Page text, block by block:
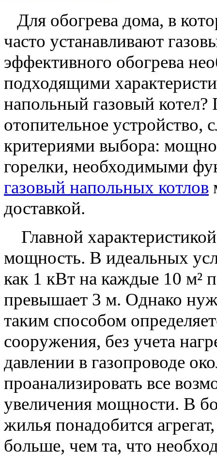
Для обогрева дома, в
часто устанавливают
эффективного обогрева
подходящими
напольный газовый
отопительное устройство,
критериями выбора:
горелки, необходимыми
газовый напольных котлов
доставкой.
Главной характеристикой
мощность. В идеальных
как 1 кВт на каждые 10 м²
превышает 3 м. Однако
таким способом
сооружения, без учета
давлении в газопроводе
проанализировать все
увеличения мощности. В
жилья понадобится
больше, чем та, что